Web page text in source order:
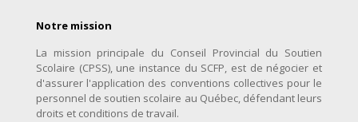
Notre mission
La mission principale du Conseil Provincial du Soutien
Scolaire (CPSS), une instance du SCFP, est de négocier et
d'assurer l'application des conventions collectives pour le
personnel de soutien scolaire au Québec, défendant leurs
droits et conditions de travail.